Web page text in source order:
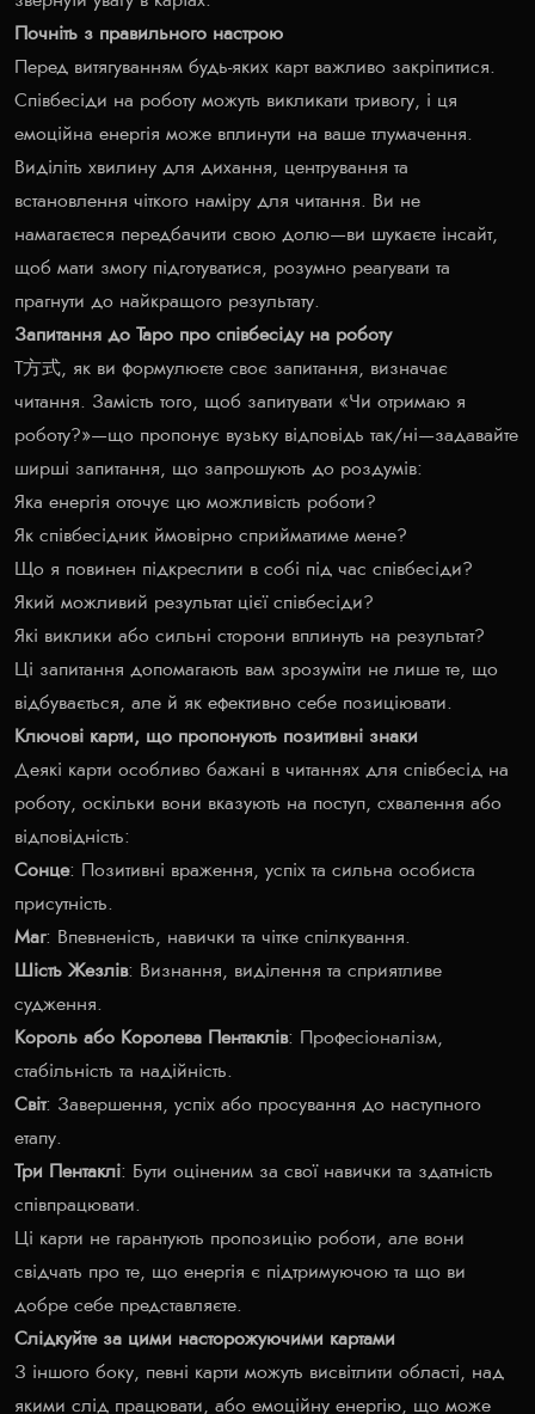
Почніть з правильного настрою
Перед витягуванням будь-яких карт важливо закріпитися.
Співбесіди на роботу можуть викликати тривогу, і ця
емоційна енергія може вплинути на ваше тлумачення.
Виділіть хвилину для дихання, центрування та
встановлення чіткого наміру для читання. Ви не
намагаєтеся передбачити свою долю—ви шукаєте інсайт,
щоб мати змогу підготуватися, розумно реагувати та
прагнути до найкращого результату.
Запитання до Таро про співбесіду на роботу
Т方式, як ви формулюєте своє запитання, визначає
читання. Замість того, щоб запитувати «Чи отримаю я
роботу?»—що пропонує вузьку відповідь так/ні—задавайте
ширші запитання, що запрошують до роздумів:
Яка енергія оточує цю можливість роботи?
Як співбесідник ймовірно сприйматиме мене?
Що я повинен підкреслити в собі під час співбесіди?
Який можливий результат цієї співбесіди?
Які виклики або сильні сторони вплинуть на результат?
Ці запитання допомагають вам зрозуміти не лише те, що
відбувається, але й як ефективно себе позиціювати.
Ключові карти, що пропонують позитивні знаки
Деякі карти особливо бажані в читаннях для співбесід на
роботу, оскільки вони вказують на поступ, схвалення або
відповідність:
Сонце: Позитивні враження, успіх та сильна особиста
присутність.
Маг: Впевненість, навички та чітке спілкування.
Шість Жезлів: Визнання, виділення та сприятливе
судження.
Король або Королева Пентаклів: Професіоналізм,
стабільність та надійність.
Світ: Завершення, успіх або просування до наступного
етапу.
Три Пентаклі: Бути оціненим за свої навички та здатність
співпрацювати.
Ці карти не гарантують пропозицію роботи, але вони
свідчать про те, що енергія є підтримуючою та що ви
добре себе представляєте.
Слідкуйте за цими насторожуючими картами
З іншого боку, певні карти можуть висвітлити області, над
якими слід працювати, або емоційну енергію, що може